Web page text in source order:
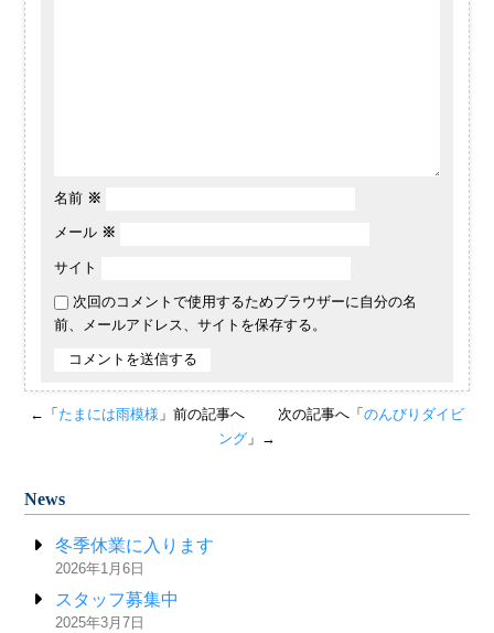
名前 ※
メール ※
サイト
次回のコメントで使用するためブラウザーに自分の名
前、メールアドレス、サイトを保存する。
←「たまには雨模様 」前の記事へ 次の記事へ「のんびりダイビ
ング 」→
News
冬季休業に入ります
2026年1月6日
スタッフ募集中
2025年3月7日